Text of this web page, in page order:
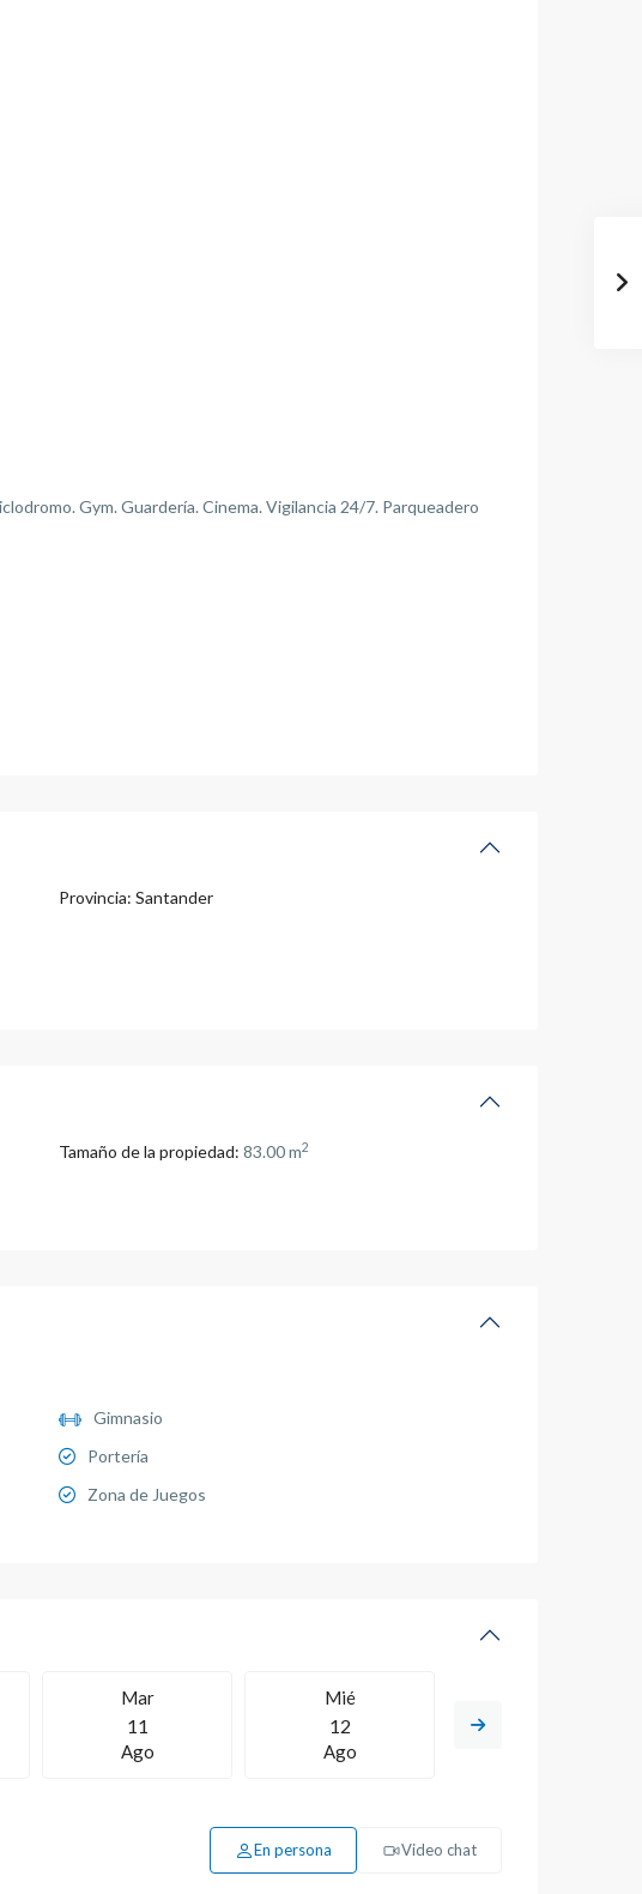
Gym. Guardería. Cinema. Vigilancia 24/7. Parqueadero
Provincia: Santander
Tamaño de la propiedad: 83.00 m2
Gimnasio
Portería
Zona de Juegos
Mar
11
Ago
Mié
12
Ago
En persona Video chat